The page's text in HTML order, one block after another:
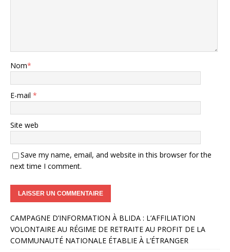
Nom*
E-mail *
Site web
Save my name, email, and website in this browser for the
next time I comment.
l
t
e
CAMPAGNE D’INFORMATION À BLIDA : L’AFFILIATION
VOLONTAIRE AU RÉGIME DE RETRAITE AU PROFIT DE LA
COMMUNAUTÉ NATIONALE ÉTABLIE À L’ÉTRANGER